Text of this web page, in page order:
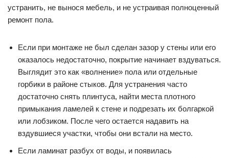
устранить, не вынося мебель, и не устраивая полноценный
ремонт пола.
Если при монтаже не был сделан зазор у стены или его
оказалось недостаточно, покрытие начинает вздуваться.
Выглядит это как «волнение» пола или отдельные
горбики в районе стыков. Для устранения часто
достаточно снять плинтуса, найти места плотного
примыкания ламелей к стене и подрезать их болгаркой
или лобзиком. После чего остается надавить на
вздувшиеся участки, чтобы они встали на место.
Если ламинат разбух от воды, и появилась